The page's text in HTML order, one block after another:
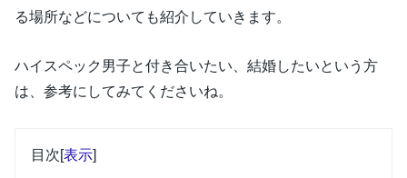
る場所などについても紹介していきます。
ハイスペック男子と付き合いたい、結婚したいという方
は、参考にしてみてくださいね。
目次[表示]